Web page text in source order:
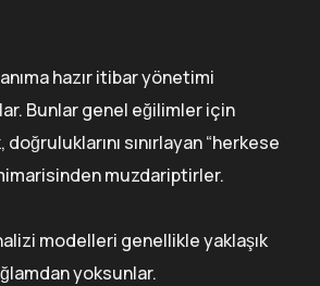
hazır itibar yönetimi
Bunlar genel eğilimler için
doğruluklarını sınırlayan “herkese
muzdariptirler.
modelleri genellikle yaklaşık
yoksunlar.